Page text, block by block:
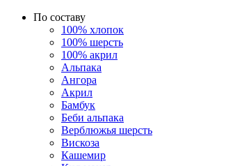
По составу
100% хлопок
100% шерсть
100% акрил
Альпака
Ангора
Акрил
Бамбук
Беби альпака
Верблюжья шерсть
Вискоза
Кашемир